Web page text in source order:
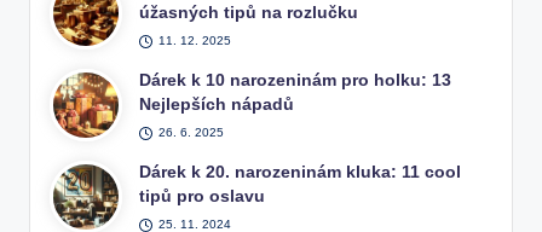
úžasných tipů na rozlučku
11. 12. 2025
Dárek k 10 narozeninám pro holku: 13
Nejlepších nápadů
26. 6. 2025
Dárek k 20. narozeninám kluka: 11 cool
tipů pro oslavu
25. 11. 2024